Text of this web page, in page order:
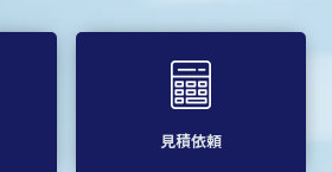
見積依頼